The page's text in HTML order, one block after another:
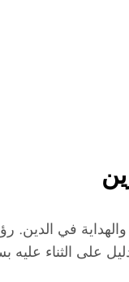
في الدين.
على الثناء